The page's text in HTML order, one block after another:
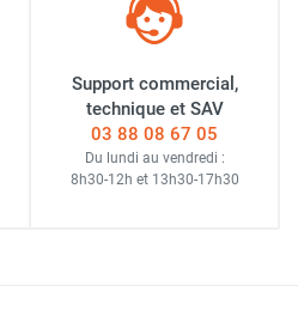
Support commercial,
technique et SAV
03 88 08 67 05
Du lundi au vendredi :
8h30-12h et 13h30-17h30